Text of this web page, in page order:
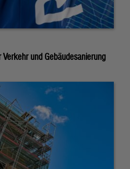
und Gebäudesanierung